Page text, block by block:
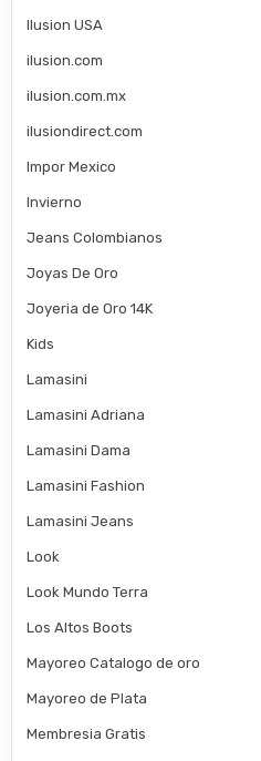
Ilusion USA
ilusion.com
ilusion.com.mx
ilusiondirect.com
Impor Mexico
Invierno
Jeans Colombianos
Joyas De Oro
Joyeria de Oro 14K
Kids
Lamasini
Lamasini Adriana
Lamasini Dama
Lamasini Fashion
Lamasini Jeans
Look
Look Mundo Terra
Los Altos Boots
Mayoreo Catalogo de oro
Mayoreo de Plata
Membresia Gratis